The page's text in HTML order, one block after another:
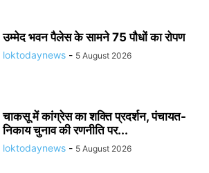
उम्मेद भवन पैलेस के सामने 75 पौधों का रोपण
loktodaynews - 5 August 2026
चाकसू में कांग्रेस का शक्ति प्रदर्शन, पंचायत-
निकाय चुनाव की रणनीति पर...
loktodaynews - 5 August 2026